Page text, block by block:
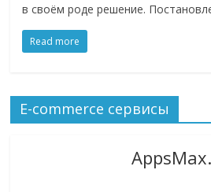
в своём роде решение.
Read more
E-commerce сервисы